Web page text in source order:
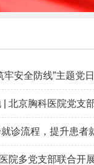
牢安全防线”主题党
北京胸科医院党
诊流程，提升患者
院多党支部联合开